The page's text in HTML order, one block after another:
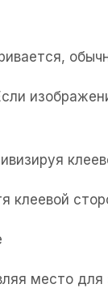
клеевой
место для